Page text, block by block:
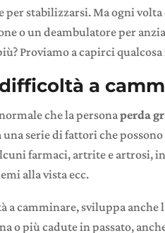
per stabilizzarsi. Ma ogni volta
o un deambulatore per
Proviamo a capirci
a
che la personaperda
serie di fattori che
farmaci, artrite e artrosi,
alla vista ecc.
a camminare, sviluppa anche
o più cadute in passato,